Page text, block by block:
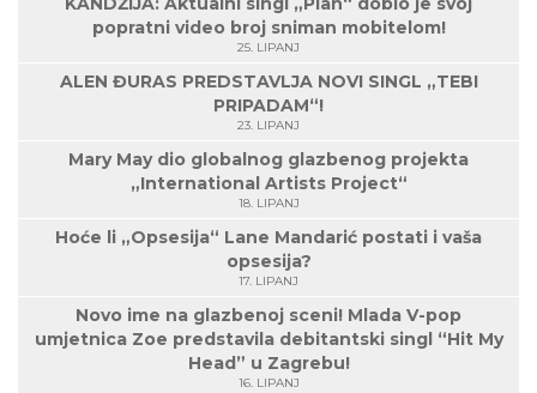
popratni video broj sniman mobitelom!
25. LIPANJ
ALEN ĐURAS PREDSTAVLJA NOVI SINGL „TEBI
PRIPADAM“!
23. LIPANJ
Mary May dio globalnog glazbenog projekta
„International Artists Project“
18. LIPANJ
Hoće li „Opsesija“ Lane Mandarić postati i vaša
opsesija?
17. LIPANJ
Novo ime na glazbenoj sceni! Mlada V-pop
umjetnica Zoe predstavila debitantski singl “Hit My
Head” u Zagrebu!
16. LIPANJ